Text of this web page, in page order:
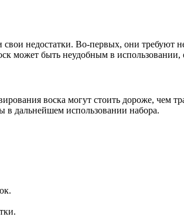
недостатки. Во-первых, они требуют
может быть неудобным в использовании,
воска могут стоить дороже, чем
в дальнейшем использовании набора.